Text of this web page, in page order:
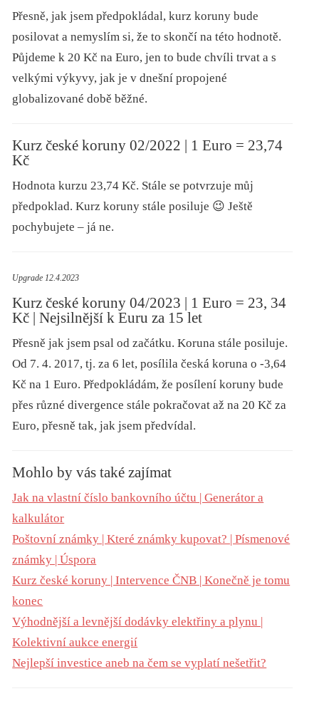
Přesně, jak jsem předpokládal, kurz koruny bude
posilovat a nemyslím si, že to skončí na této hodnotě.
Půjdeme k 20 Kč na Euro, jen to bude chvíli trvat a s
velkými výkyvy, jak je v dnešní propojené
globalizované době běžné.
Kurz české koruny 02/2022 | 1 Euro = 23,74
Kč
Hodnota kurzu 23,74 Kč. Stále se potvrzuje můj
předpoklad. Kurz koruny stále posiluje 😉 Ještě
pochybujete – já ne.
Upgrade 12.4.2023
Kurz české koruny 04/2023 | 1 Euro = 23, 34
Kč | Nejsilnější k Euru za 15 let
Přesně jak jsem psal od začátku. Koruna stále posiluje.
Od 7. 4. 2017, tj. za 6 let, posílila česká koruna o -3,64
Kč na 1 Euro. Předpokládám, že posílení koruny bude
přes různé divergence stále pokračovat až na 20 Kč za
Euro, přesně tak, jak jsem předvídal.
Mohlo by vás také zajímat
Jak na vlastní číslo bankovního účtu | Generátor a
kalkulátor
Poštovní známky | Které známky kupovat? | Písmenové
známky | Úspora
Kurz české koruny | Intervence ČNB | Konečně je tomu
konec
Výhodnější a levnější dodávky elektřiny a plynu |
Kolektivní aukce energií
Nejlepší investice aneb na čem se vyplatí nešetřit?